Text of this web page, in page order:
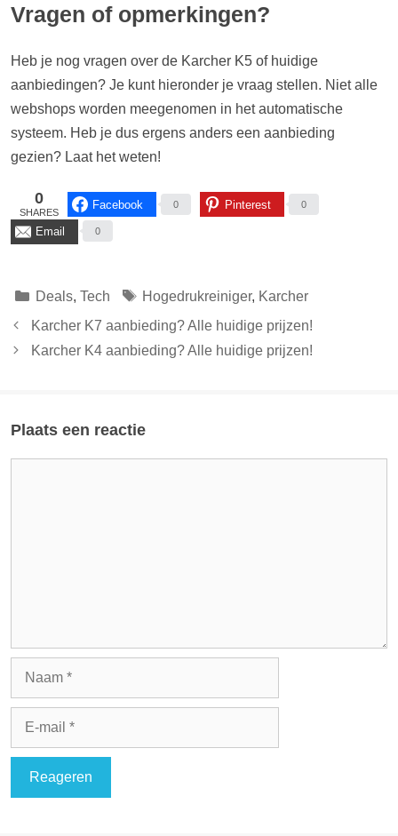
Vragen of opmerkingen?
Heb je nog vragen over de Karcher K5 of huidige
aanbiedingen? Je kunt hieronder je vraag stellen. Niet alle
webshops worden meegenomen in het automatische
systeem. Heb je dus ergens anders een aanbieding
gezien? Laat het weten!
0
SHARES
Facebook 0 Pinterest 0
Email 0
Categorieën
Deals, Tech Tags
Hogedrukreiniger, Karcher
Karcher K7 aanbieding? Alle huidige prijzen!
Karcher K4 aanbieding? Alle huidige prijzen!
Plaats een reactie
Naam